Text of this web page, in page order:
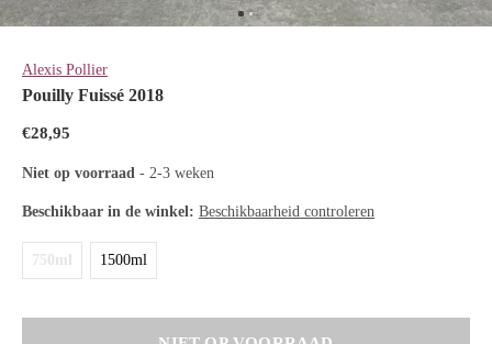
Alexis Pollier
Pouilly Fuissé 2018
€28,95
Niet op voorraad - 2-3 weken
Beschikbaar in de winkel: Beschikbaarheid controleren
750ml 1500ml